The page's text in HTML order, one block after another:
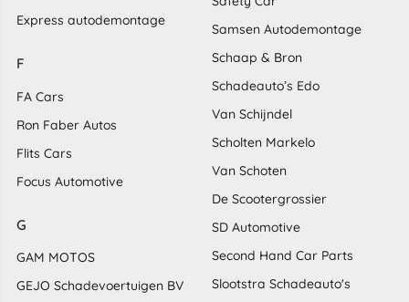
Express autodemontage
F
FA Cars
Ron Faber Autos
Flits Cars
Focus Automotive
G
GAM MOTOS
GEJO Schadevoertuigen BV
Samsen Autodemontage
Schaap & Bron
Schadeauto’s Edo
Van Schijndel
Scholten Markelo
Van Schoten
De Scootergrossier
SD Automotive
Second Hand Car Parts
Slootstra Schadeauto's